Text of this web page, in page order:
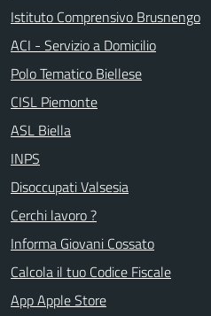
Istituto Comprensivo Brusnengo
ACI - Servizio a Domicilio
Polo Tematico Biellese
CISL Piemonte
ASL Biella
INPS
Disoccupati Valsesia
Cerchi lavoro ?
Informa Giovani Cossato
Calcola il tuo Codice Fiscale
App Apple Store